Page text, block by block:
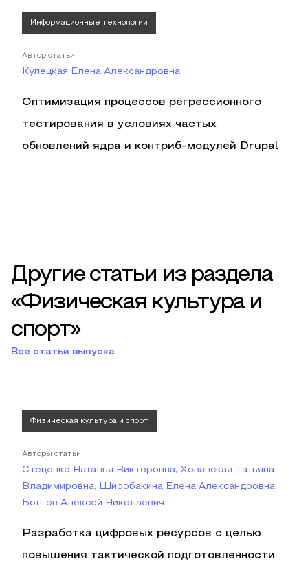
Информационные технологии
Автор статьи
Кулецкая Елена Александровна
Оптимизация процессов регрессионного
тестирования в условиях частых
обновлений ядра и контриб-модулей Drupal
Другие статьи из раздела
«Физическая культура и
спорт»
Все статьи выпуска
Физическая культура и спорт
Авторы статьи
Стеценко Наталья Викторовна, Хованская Татьяна
Владимировна, Широбакина Елена Александровна,
Болгов Алексей Николаевич
Разработка цифровых ресурсов с целью
повышения тактической подготовленности